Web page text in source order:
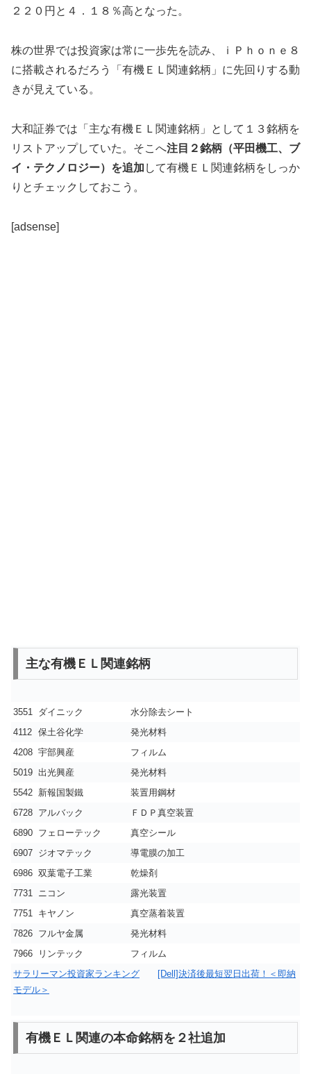
２２０円と４．１８％高となった。
株の世界では投資家は常に一歩先を読み、ｉＰｈｏｎｅ８
に搭載されるだろう「有機ＥＬ関連銘柄」に先回りする動
きが見えている。
大和証券では「主な有機ＥＬ関連銘柄」として１３銘柄を
リストアップしていた。そこへ注目２銘柄（平田機工、ブ
イ・テクノロジー）を追加 して有機ＥＬ関連銘柄をしっか
りとチェックしておこう。
[adsense]
主な有機ＥＬ関連銘柄
3551 ダイニック
水分除去シート
4112 保土谷化学
発光材料
4208 宇部興産
フィルム
5019 出光興産
発光材料
5542 新報国製鐵
装置用鋼材
6728 アルバック
ＦＤＰ真空装置
6890 フェローテック
真空シール
6907 ジオマテック
導電膜の加工
6986 双葉電子工業
乾燥剤
7731 ニコン
露光装置
7751 キヤノン
真空蒸着装置
7826 フルヤ金属
発光材料
7966
リンテック
フィルム
サラリーマン投資家ランキング
[Dell]決済後最短翌日出荷！＜即納
モデル＞
有機ＥＬ関連の本命銘柄を２社追加